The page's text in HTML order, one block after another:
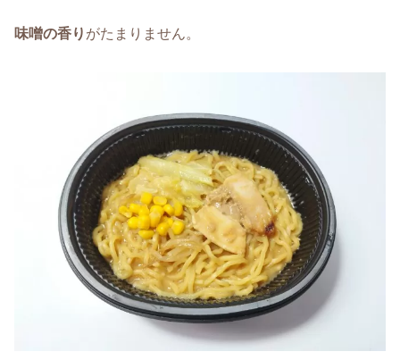
味噌の香り がたまりません。